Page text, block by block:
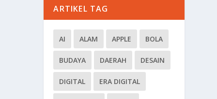
ARTIKEL TAG
AI ALAM APPLE BOLA
BUDAYA DAERAH DESAIN
DIGITAL ERA DIGITAL